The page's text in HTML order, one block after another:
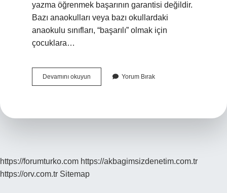
yazma öğrenmek başarının garantisi değildir.
Bazı anaokulları veya bazı okullardaki
anaokulu sınıfları, “başarılı” olmak için
çocuklara…
Devamını okuyun
Kaç
Yorum Bırak
https://forumturko.com https://akbagimsizdenetim.com.tr
https://orv.com.tr Sitemap